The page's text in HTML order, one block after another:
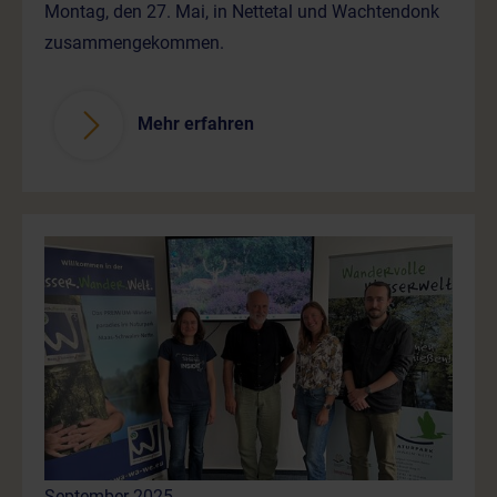
Montag, den 27. Mai, in Nettetal und Wachtendonk
zusammengekommen.
Mehr erfahren